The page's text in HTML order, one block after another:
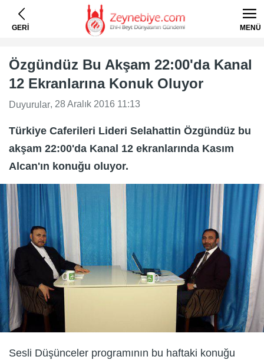
GERİ MENÜ
Özgündüz Bu Akşam 22:00'da Kanal
12 Ekranlarına Konuk Oluyor
Duyurular, 28 Aralık 2016 11:13
Türkiye Caferileri Lideri Selahattin Özgündüz bu
akşam 22:00'da Kanal 12 ekranlarında Kasım
Alcan'ın konuğu oluyor.
Sesli Düşünceler programının bu haftaki konuğu